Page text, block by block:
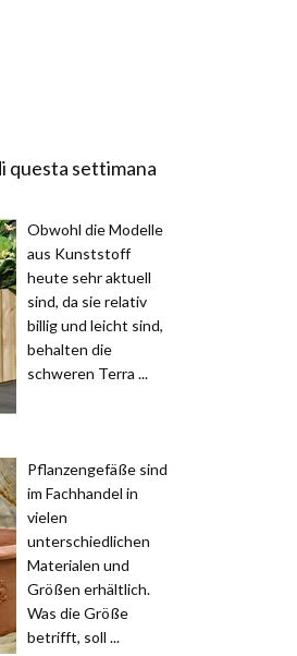
questa settimana
Obwohl die Modelle
aus Kunststoff
heute sehr aktuell
sind, da sie relativ
billig und leicht sind,
behalten die
schweren Terra ...
Pflanzengefäße sind
im Fachhandel in
vielen
unterschiedlichen
Materialen und
Größen erhältlich.
Was die Größe
betrifft, soll ...